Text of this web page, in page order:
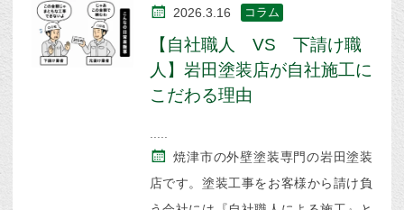
2026.3.16 コラム
【自社職人 VS 下請け職
人】岩田塗装店が自社施工に
こだわる理由
焼津市の外壁塗装専門の岩田塗装
店です。塗装工事をお客様から請け負